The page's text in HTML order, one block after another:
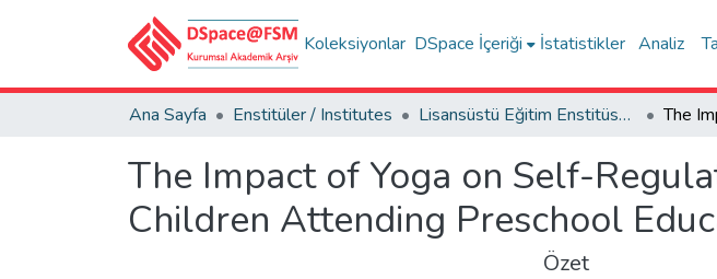
Koleksiyonlar DSpace İçeriği İstatistikler Analiz
Ana Sayfa Enstitüler / Institutes Lisansüstü Eğitim Enstitüsü Tez Dışı Yayınlar Koleksiyonu
The Impact of Yoga on Self-
Children Attending Preschool
Özet